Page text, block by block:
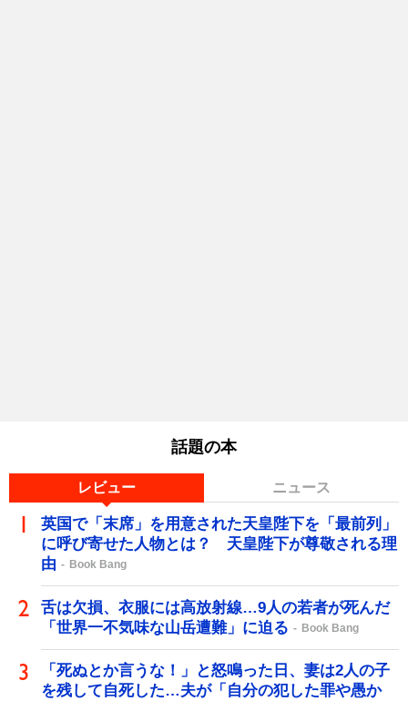
話題の本
レビュー ニュース
英国で「末席」を用意された天皇陛下を「最前列」
に呼び寄せた人物とは？ 天皇陛下が尊敬される理
由
Book Bang
舌は欠損、衣服には高放射線…9人の若者が死んだ
「世界一不気味な山岳遭難」に迫る
Book Bang
「死ぬとか言うな！」と怒鳴った日、妻は2人の子
を残して自死した…夫が「自分の犯した罪や愚か